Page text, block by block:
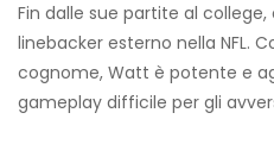
Fin dalle sue partite al
linebacker esterno nella NFL.
cognome, Watt è potente e
gameplay difficile per gli